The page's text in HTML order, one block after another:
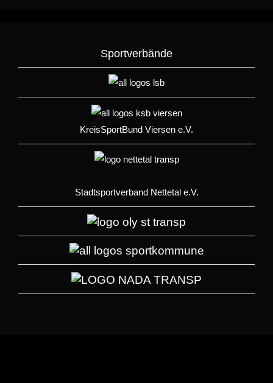
Sportverbände
KreisSportBund Viersen e.V.
Stadtsportverband Nettetal e.V.